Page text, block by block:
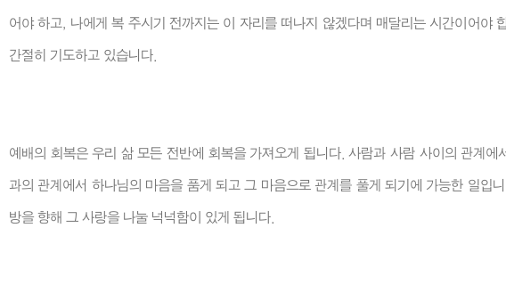
어야 하고, 나에게 복 주시기 전까지는 이 자리를 떠나지 않겠다며 매달리는 시간이어야
간절히 기도하고 있습니다.
예배의 회복은 우리 삶 모든 전반에 회복을 가져오게 됩니다. 사람과 사람 사이의 관계
과의 관계에서 하나님의 마음을 품게 되고 그 마음으로 관계를 풀게 되기에 가능한 일입
방을 향해 그 사랑을 나눌 넉넉함이 있게 됩니다.